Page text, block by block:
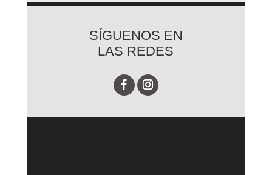
SÍGUENOS EN
LAS REDES